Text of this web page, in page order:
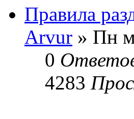
Правила
Arvur » Пн
0
4283